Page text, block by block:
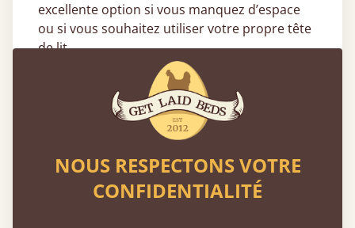
excellente option si vous manquez d’espace
ou si vous souhaitez utiliser votre propre tête
de lit.
Quels styles de lits sans tête de lit
sont disponibles ?
Notre gamme de lits sans tête de lit se décline
en différentes tailles, finitions et styles, pour
s’adapter à tous les goûts et à tous les
NOUS RESPECTONS VOTRE
CONFIDENTIALITÉ